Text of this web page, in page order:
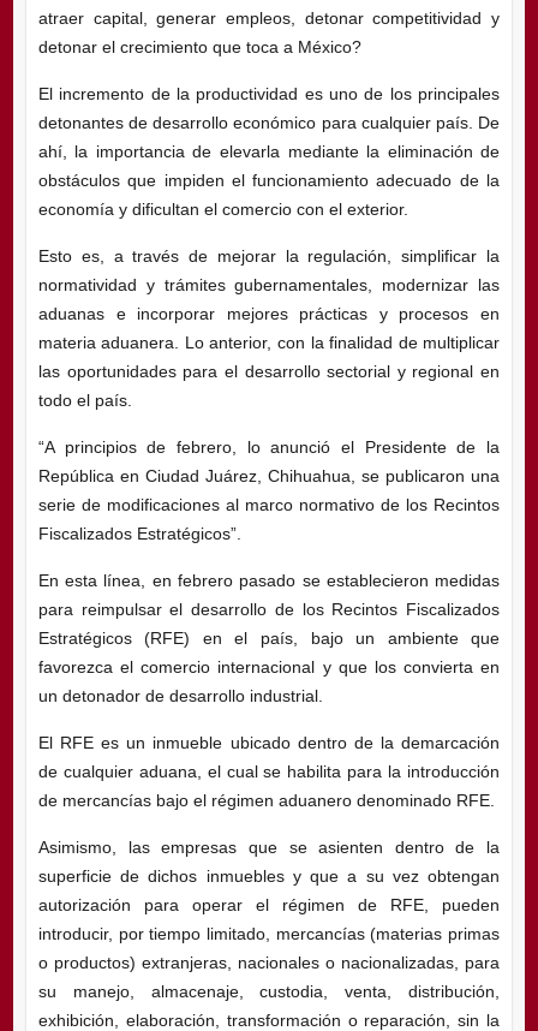
atraer capital, generar empleos, detonar competitividad y
detonar el crecimiento que toca a México?
El incremento de la productividad es uno de los principales
detonantes de desarrollo económico para cualquier país. De
ahí, la importancia de elevarla mediante la eliminación de
obstáculos que impiden el funcionamiento adecuado de la
economía y dificultan el comercio con el exterior.
Esto es, a través de mejorar la regulación, simplificar la
normatividad y trámites gubernamentales, modernizar las
aduanas e incorporar mejores prácticas y procesos en
materia aduanera. Lo anterior, con la finalidad de multiplicar
las oportunidades para el desarrollo sectorial y regional en
todo el país.
“A principios de febrero, lo anunció el Presidente de la
República en Ciudad Juárez, Chihuahua, se publicaron una
serie de modificaciones al marco normativo de los Recintos
Fiscalizados Estratégicos”.
En esta línea, en febrero pasado se establecieron medidas
para reimpulsar el desarrollo de los Recintos Fiscalizados
Estratégicos (RFE) en el país, bajo un ambiente que
favorezca el comercio internacional y que los convierta en
un detonador de desarrollo industrial.
El RFE es un inmueble ubicado dentro de la demarcación
de cualquier aduana, el cual se habilita para la introducción
de mercancías bajo el régimen aduanero denominado RFE.
Asimismo, las empresas que se asienten dentro de la
superficie de dichos inmuebles y que a su vez obtengan
autorización para operar el régimen de RFE, pueden
introducir, por tiempo limitado, mercancías (materias primas
o productos) extranjeras, nacionales o nacionalizadas, para
su manejo, almacenaje, custodia, venta, distribución,
exhibición, elaboración, transformación o reparación, sin la